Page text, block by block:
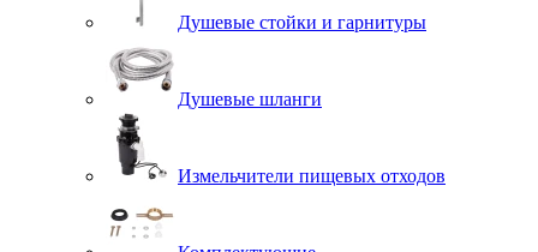
Душевые стойки и гарнитуры
Душевые шланги
Измельчители пищевых отходов